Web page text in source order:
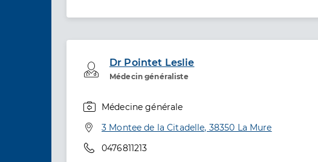
Dr Pointet Leslie
Médecin généraliste
Professionel de santé
Médecine générale
Adresse
3 Montee de la Citadelle, 38350 La Mure
Téléphone
0476811213